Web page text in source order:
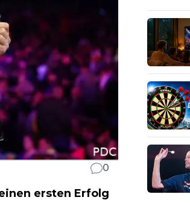
0
ersten Erfolg